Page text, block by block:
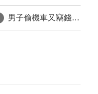
2026總統盃黑客松徵件至8/31，詳見「總統盃黑客松」網站
男子偷機車又竊錢，南港警上門逮人再起獲毒品！